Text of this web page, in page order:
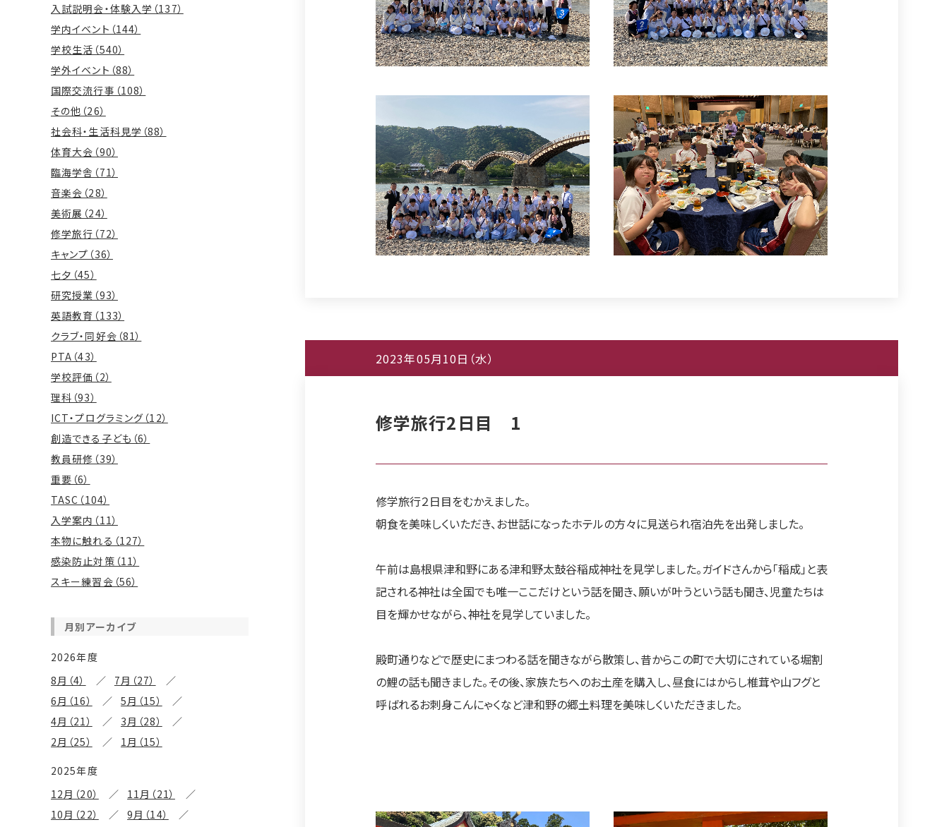
2023年05月10日（水）
修学旅行2日目 1
修学旅行２日目をむかえました。
朝食を美味しくいただき、お世話になったホテルの方々に見送られ宿泊先を出発しました。
午前は島根県津和野にある津和野太鼓谷稲成神社を見学しました。ガイドさんから「稲成」と表
記される神社は全国でも唯一ここだけという話を聞き、願いが叶うという話も聞き、児童たちは
目を輝かせながら、神社を見学していました。
殿町通りなどで歴史にまつわる話を聞きながら散策し、昔からこの町で大切にされている堀割
の鯉の話も聞きました。その後、家族たちへのお土産を購入し、昼食にはからし椎茸や山フグと
呼ばれるお刺身こんにゃくなど津和野の郷土料理を美味しくいただきました。
入試説明会・体験入学（137）
学内イベント（144）
学校生活（540）
学外イベント（88）
国際交流行事（108）
その他（26）
社会科・生活科見学（88）
体育大会（90）
臨海学舎（71）
音楽会（28）
美術展（24）
修学旅行（72）
キャンプ（36）
七夕（45）
研究授業（93）
英語教育（133）
クラブ・同好会（81）
PTA（43）
学校評価（2）
理科（93）
ICT・プログラミング（12）
創造できる子ども（6）
教員研修（39）
重要（6）
TASC（104）
入学案内（11）
本物に触れる（127）
感染防止対策（11）
スキー練習会（56）
月別アーカイブ
2026年度
8月（4）
7月（27）
6月（16）
5月（15）
4月（21）
3月（28）
2月（25）
1月（15）
2025年度
12月（20）
11月（21）
10月（22）
9月（14）